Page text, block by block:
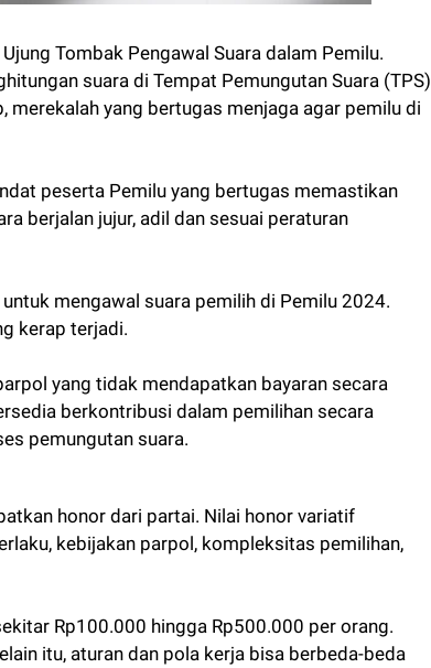
Tombak Pengawal Suara dalam Pemilu.
suara di Tempat Pemungutan Suara (TPS)
merekalah yang bertugas menjaga agar pemilu di
peserta Pemilu yang bertugas memastikan
berjalan jujur, adil dan sesuai peraturan
mengawal suara pemilih di Pemilu 2024.
kerap terjadi.
yang tidak mendapatkan bayaran secara
berkontribusi dalam pemilihan secara
pemungutan suara.
honor dari partai. Nilai honor variatif
kebijakan parpol, kompleksitas pemilihan,
Rp100.000 hingga Rp500.000 per orang.
itu, aturan dan pola kerja bisa berbeda-beda